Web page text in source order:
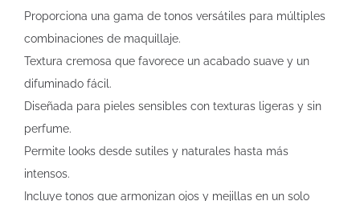
Proporciona una gama de tonos versátiles para múltiples
combinaciones de maquillaje.
Textura cremosa que favorece un acabado suave y un
difuminado fácil.
Diseñada para pieles sensibles con texturas ligeras y sin
perfume.
Permite looks desde sutiles y naturales hasta más
intensos.
Incluye tonos que armonizan ojos y mejillas en un solo